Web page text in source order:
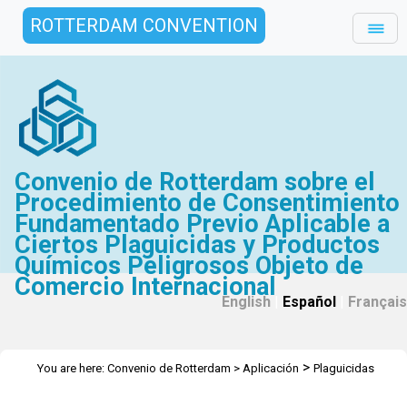
ROTTERDAM CONVENTION
Convenio de Rotterdam sobre el
Procedimiento de Consentimiento
Fundamentado Previo Aplicable a
Ciertos Plaguicidas y Productos
Químicos Peligrosos Objeto de
Comercio Internacional
English Español Français
You are here: Convenio de Rotterdam > Aplicación > Plaguicidas